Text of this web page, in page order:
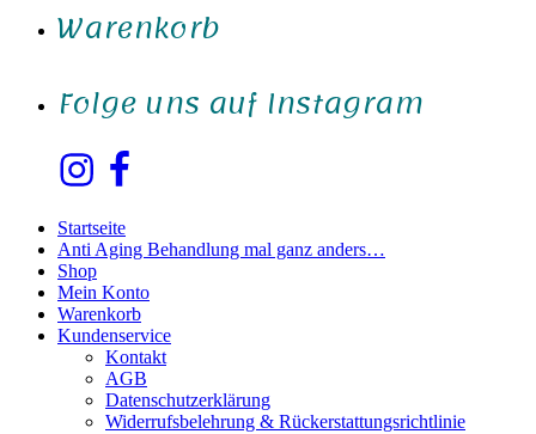
Warenkorb
Folge uns auf Instagram
InstagramFacebook
Startseite
Anti Aging Behandlung mal ganz anders…
Shop
Mein Konto
Warenkorb
Kundenservice
Kontakt
AGB
Datenschutzerklärung
Widerrufsbelehrung & Rückerstattungsrichtlinie